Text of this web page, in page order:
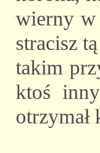
wierny w
stracisz
takim
ktoś
otrzymał